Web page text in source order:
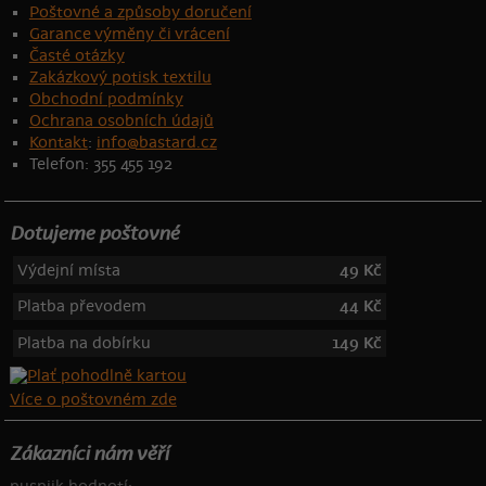
Poštovné a způsoby doručení
Garance výměny či vrácení
Časté otázky
Zakázkový potisk textilu
Obchodní podmínky
Ochrana osobních údajů
Kontakt: info@bastard.cz
Telefon: 355 455 192
Dotujeme poštovné
Výdejní místa
49 Kč
Platba převodem
44 Kč
Platba na dobírku
149 Kč
Více o poštovném zde
Zákazníci nám věří